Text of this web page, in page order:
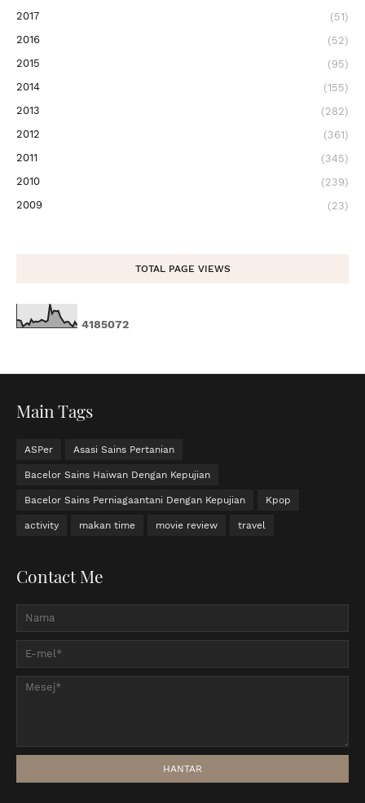
2017
(51)
2016
(52)
2015
(95)
2014
(155)
2013
(282)
2012
(361)
2011
(345)
2010
(239)
2009
(23)
TOTAL PAGE VIEWS
4185072
Main Tags
ASPer Asasi Sains Pertanian
Bacelor Sains Haiwan Dengan Kepujian
Bacelor Sains Perniagaantani Dengan Kepujian Kpop
activity makan time movie review travel
Contact Me